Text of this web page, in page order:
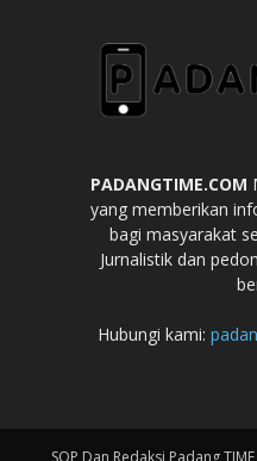
PADANGTIME.COM
yang memberikan
bagi masyarakat
Jurnalistik dan
Hubungi kami: